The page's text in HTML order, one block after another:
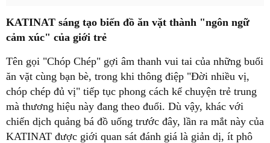
KATINAT sáng tạo biến đồ ăn vặt thành "ngôn ngữ
cảm xúc" của giới trẻ
Tên gọi "Chóp Chép" gợi âm thanh vui tai của những buổi
ăn vặt cùng bạn bè, trong khi thông điệp "Đời nhiều vị,
chóp chép đủ vị" tiếp tục phong cách kể chuyện trẻ trung
mà thương hiệu này đang theo đuổi. Dù vậy, khác với
chiến dịch quảng bá đồ uống trước đây, lần ra mắt này của
KATINAT được giới quan sát đánh giá là giản dị, ít phô